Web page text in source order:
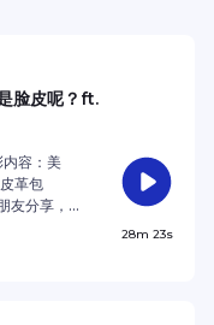
脸皮呢？ft.
容：美
革包
友分享，也
28m 23s